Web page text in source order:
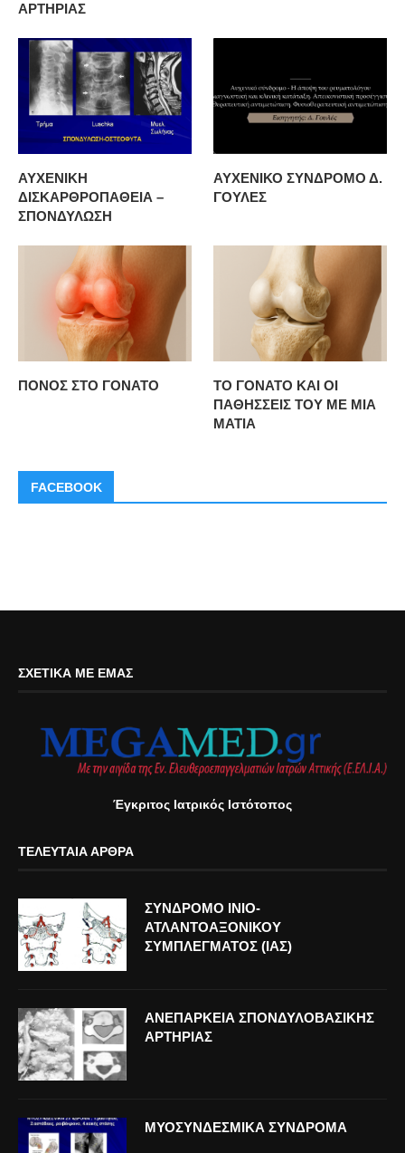
ΑΡΤΗΡΙΑΣ
ΑΥΧΕΝΙΚΗ
ΔΙΣΚΑΡΘΡΟΠΑΘΕΙΑ –
ΣΠΟΝΔΥΛΩΣΗ
ΑΥΧΕΝΙΚΟ ΣΥΝΔΡΟΜΟ Δ.
ΓΟΥΛΕΣ
ΠΟΝΟΣ ΣΤΟ ΓΟΝΑΤΟ
ΤΟ ΓΟΝΑΤΟ ΚΑΙ ΟΙ
ΠΑΘΗΣΣΕΙΣ ΤΟΥ ΜΕ ΜΙΑ
ΜΑΤΙΑ
FACEBOOK
ΣΧΕΤΙΚΆ ΜΕ ΕΜΆΣ
Έγκριτος Ιατρικός Ιστότοπος
ΤΕΛΕΥΤΑΊΑ ΆΡΘΡΑ
ΣΥΝΔΡΟΜΟ ΙΝΙΟ-
ΑΤΛΑΝΤΟΑΞΟΝΙΚΟΥ
ΣΥΜΠΛΕΓΜΑΤΟΣ (ΙΑΣ)
ΑΝΕΠΑΡΚΕΙΑ ΣΠΟΝΔΥΛΟΒΑΣΙΚΗΣ
ΑΡΤΗΡΙΑΣ
ΜΥΟΣΥΝΔΕΣΜΙΚΑ ΣΥΝΔΡΟΜΑ